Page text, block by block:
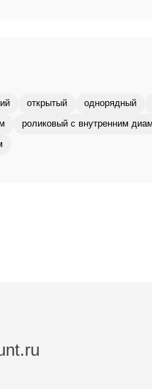
открытый однорядный
роликовый с внутренним